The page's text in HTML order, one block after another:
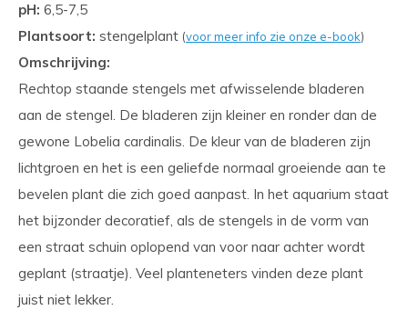
pH: 6,5-7,5
Plantsoort: stengelplant (voor meer info zie onze e-book)
Omschrijving:
Rechtop staande stengels met afwisselende bladeren
aan de stengel. De bladeren zijn kleiner en ronder dan de
gewone Lobelia cardinalis. De kleur van de bladeren zijn
lichtgroen en het is een geliefde normaal groeiende aan te
bevelen plant die zich goed aanpast. In het aquarium staat
het bijzonder decoratief, als de stengels in de vorm van
een straat schuin oplopend van voor naar achter wordt
geplant (straatje). Veel planteneters vinden deze plant
juist niet lekker.